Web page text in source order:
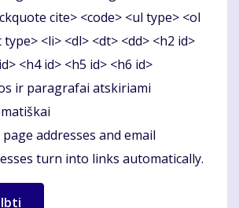
cite> <code> <ul type> <ol
<li> <dl> <dt> <dd> <h2 id>
<h4 id> <h5 id> <h6 id>
ir paragrafai atskiriami
addresses and email
turn into links automatically.